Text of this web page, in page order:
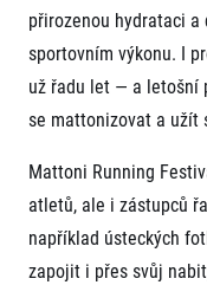
přirozenou hydrataci
sportovním výkonu. I
už řadu let — a letošní
se mattonizovat a užít
Mattoni Running
atletů, ale i zástupců
například ústeckých
zapojit i přes svůj